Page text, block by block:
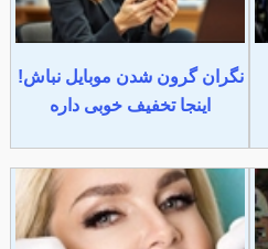
نگران گرون شدن موبایل نباش!
اینجا تخفیف خوبی داره